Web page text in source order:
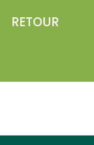
RETOUR